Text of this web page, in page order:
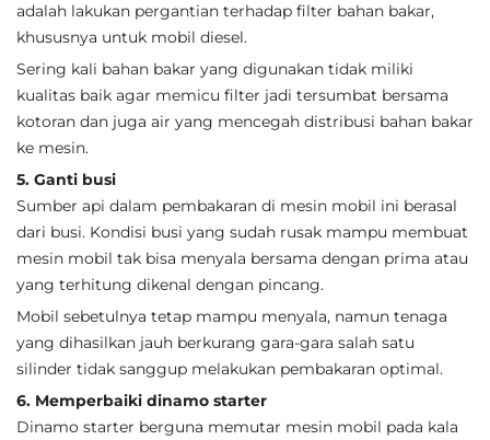
adalah lakukan pergantian terhadap filter bahan bakar,
khususnya untuk mobil diesel.
Sering kali bahan bakar yang digunakan tidak miliki
kualitas baik agar memicu filter jadi tersumbat bersama
kotoran dan juga air yang mencegah distribusi bahan bakar
ke mesin.
5. Ganti busi
Sumber api dalam pembakaran di mesin mobil ini berasal
dari busi. Kondisi busi yang sudah rusak mampu membuat
mesin mobil tak bisa menyala bersama dengan prima atau
yang terhitung dikenal dengan pincang.
Mobil sebetulnya tetap mampu menyala, namun tenaga
yang dihasilkan jauh berkurang gara-gara salah satu
silinder tidak sanggup melakukan pembakaran optimal.
6. Memperbaiki dinamo starter
Dinamo starter berguna memutar mesin mobil pada kala